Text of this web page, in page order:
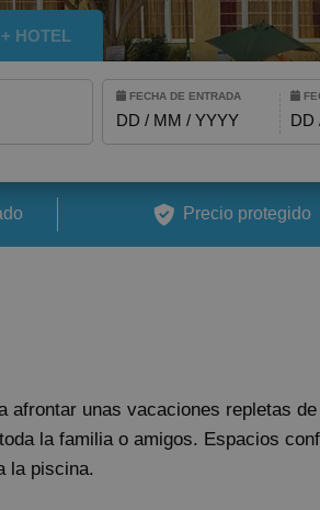
Acepto los términos y las condiciones
ENVIAR
HOTEL
Lodge Resort
Resort
GANDÍA
Magic Atrium Beach
FECHA DE ENTRADA
DD / MM / YYYY DD
Precio protegido
afrontar unas vacaciones repletas
la familia o amigos. Espacios
la piscina.